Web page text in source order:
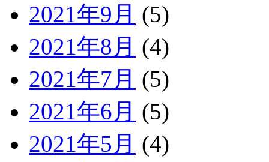
2021年9月 (5)
2021年8月 (4)
2021年7月 (5)
2021年6月 (5)
2021年5月 (4)